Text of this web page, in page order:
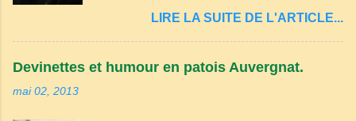
séchez-les sur un torchon.
marqué ses campagnes : Superstitions : Le
pain retourné. Quand, à un repas, un des
voisins se hâtent de planter dans le
LIRE LA SUITE DE L'ARTICLE...
Devinettes et humour en patois Auvergnat.
mai 02, 2013